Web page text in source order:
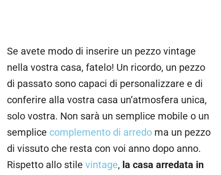
Se avete modo di inserire un pezzo vintage
nella vostra casa, fatelo! Un ricordo, un pezzo
di passato sono capaci di personalizzare e di
conferire alla vostra casa un’atmosfera unica,
solo vostra. Non sarà un semplice mobile o un
semplice complemento di arredo ma un pezzo
di vissuto che resta con voi anno dopo anno.
Rispetto allo stile vintage, la casa arredata in